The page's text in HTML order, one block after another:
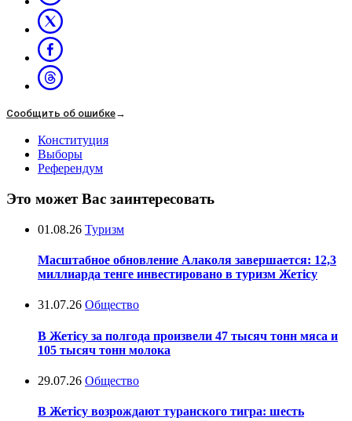
Сообщить об ошибке→
Конституция
Выборы
Референдум
Это может Вас заинтересовать
01.08.26 Туризм
Масштабное обновление Алаколя завершается: 12,3
миллиарда тенге инвестировано в туризм Жетісу
31.07.26 Общество
В Жетісу за полгода произвели 47 тысяч тонн мяса и
105 тысяч тонн молока
29.07.26 Общество
В Жетісу возрождают туранского тигра: шесть